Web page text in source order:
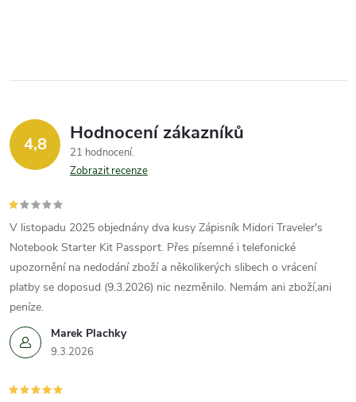
4,8 Hodnocení zákazníků
21 hodnocení
Zobrazit recenze
Marek Plachky
9.3.2026
V listopadu 2025 objednány dva kusy Zápisník Midori Traveler's
Notebook Starter Kit Passport. Přes písemné i telefonické
upozornění na nedodání zboží a několikerých slibech o vrácení
platby se doposud (9.3.2026) nic nezměnilo. Nemám ani zboží,ani
peníze.